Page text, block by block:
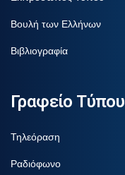
Βουλή των Ελλήνων
Βιβλιογραφία
Γραφείο Τύπου
Τηλεόραση
Ραδιόφωνο